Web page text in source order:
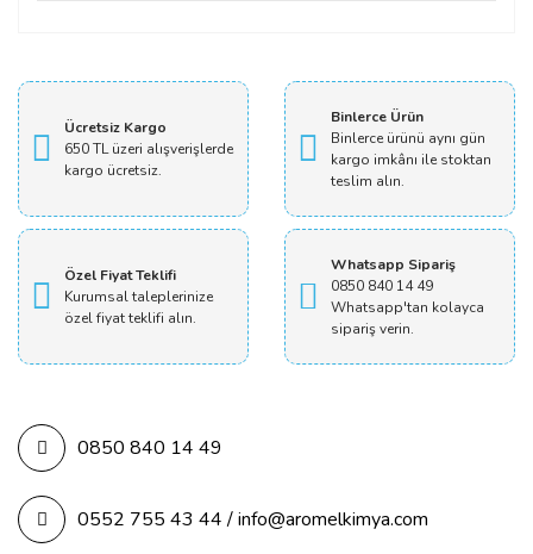
guzel paketlenmiş hızlı ulaştı elime
A... C... | 11/04/2022
Yorum Yaz
Ücretsiz Kargo
650 TL üzeri alışverişlerde
kargo ücretsiz.
Binlerce Ürün
Binlerce ürünü aynı gün
kargo imkânı ile stoktan
teslim alın.
Özel Fiyat Teklifi
Kurumsal taleplerinize
özel fiyat teklifi alın.
Whatsapp Sipariş
0850 840 14 49
Whatsapp'tan kolayca
sipariş verin.
0850 840 14 49
0552 755 43 44 / info@aromelkimya.com